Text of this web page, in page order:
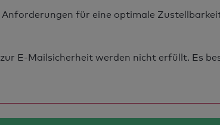
für eine optimale
E-Mailsicherheit werden nicht erfüllt. Es